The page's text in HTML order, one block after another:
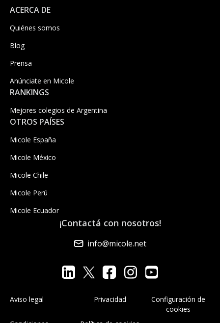
ACERCA DE
Quiénes somos
Blog
Prensa
Anúnciate en Micole
RANKINGS
Mejores colegios de Argentina
OTROS PAÍSES
Micole España
Micole México
Micole Chile
Micole Perú
Micole Ecuador
¡Contactá con nosotros!
info@micole.net
Aviso legal Privacidad
Configuración de
cookies